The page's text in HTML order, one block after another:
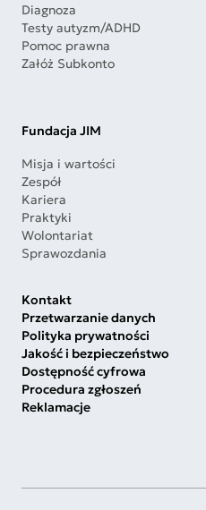
Diagnoza
Testy autyzm/ADHD
Pomoc prawna
Załóż Subkonto
Fundacja JIM
Misja i wartości
Zespół
Kariera
Praktyki
Wolontariat
Sprawozdania
Kontakt
Przetwarzanie danych
Polityka prywatności
Jakość i bezpieczeństwo
Dostępność cyfrowa
Procedura zgłoszeń
Reklamacje